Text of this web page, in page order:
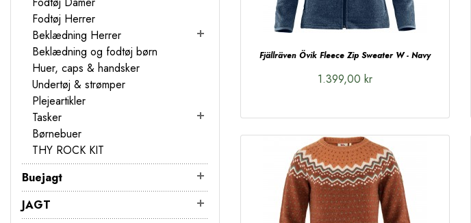
Fodtøj Herrer
Beklædning Herrer
Beklædning og fodtøj børn
Huer, caps & handsker
Undertøj & strømper
Plejeartikler
Tasker
Børnebuer
THY ROCK KIT
Buejagt
JAGT
Fjällräven Övik Fleece Zip Sweater W - Navy
1.399,00 kr